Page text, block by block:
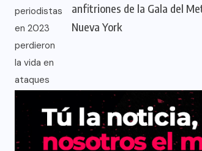
anfitriones de la Gala del
Nueva York